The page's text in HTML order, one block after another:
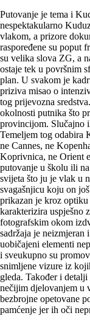
Putovanje je tema i
nespektakularno
vlakom, a prizore
raspoređene su poput
su velika slova ZG, a
ostaje tek u površnim
plan. U svakom je
priziva misao o
tog prijevozna
okolnosti putnika što
provincijom. Slučajno
Temeljem tog odabira
ne Cannes, ne
Koprivnica, ne Orient
putovanje u školu ili
svijeta što ju je vlak u
svagašnjicu koju on
prikazan je kroz
karakterizira uspješno
fotografskim okom
sadržaja je neizmjeran
uobičajeni elementi
i sveukupno su
snimljene vizure iz
gleda. Također i
nečijim djelovanjem u
bezbrojne opetovane
pamćenje jer ih oči